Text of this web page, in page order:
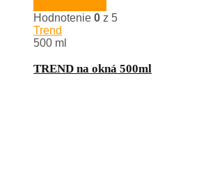
Hodnotenie 0 z 5
Trend
500 ml
TREND na okná 500ml